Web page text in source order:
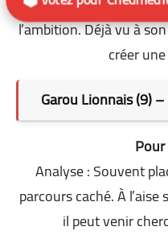
l’ambition. Déjà vu à
créer
Garou Lionnais (9)
Analyse : Souvent
parcours caché. À
il peut venir